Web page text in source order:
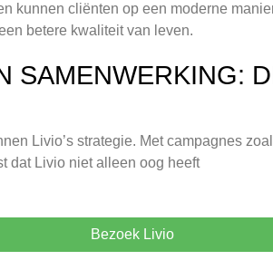
kunnen cliënten op een moderne
betere kwaliteit van leven.
SAMENWERKING:
Livio’s strategie. Met campagnes
dat Livio niet alleen oog heeft
Bezoek Livio